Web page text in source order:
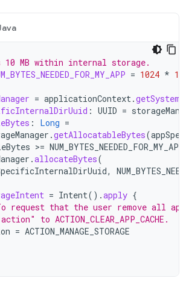
10 MB within internal storage.
= 1024 *
= applicationContext.
: UUID =
: Long =
.getAllocatableBytes(
>= NUM_BYTES_NEEDED_FOR_MY_APP
.allocateBytes(
,
= Intent().apply {
request that the user remove all
to ACTION_CLEAR_APP_CACHE.
= ACTION_MANAGE_STORAGE